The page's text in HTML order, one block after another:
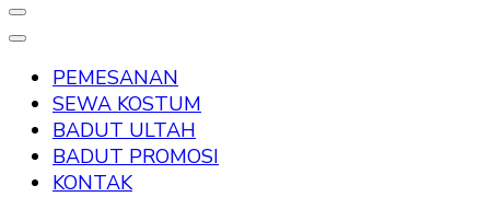
PEMESANAN
SEWA KOSTUM
BADUT ULTAH
BADUT PROMOSI
KONTAK